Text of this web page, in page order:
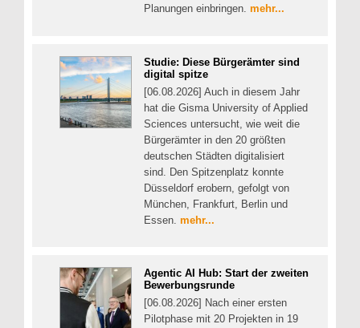
Planungen einbringen. mehr...
Studie: Diese Bürgerämter sind
digital spitze
[06.08.2026] Auch in diesem Jahr
hat die Gisma University of Applied
Sciences untersucht, wie weit die
Bürgerämter in den 20 größten
deutschen Städten digitalisiert
sind. Den Spitzenplatz konnte
Düsseldorf erobern, gefolgt von
München, Frankfurt, Berlin und
Essen. mehr...
Agentic AI Hub: Start der zweiten
Bewerbungsrunde
[06.08.2026] Nach einer ersten
Pilotphase mit 20 Projekten in 19